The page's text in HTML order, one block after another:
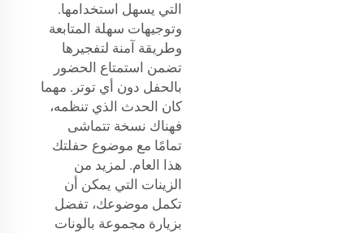
التي يسهل استخدامها.
وتوجيهات سهلة المتابعة
وطريقة آمنة لتفجيرها
تضمن استمتاع الحضور
بالحفل دون أي توتر. مهما
كان الحدث الذي تنظمه،
فهناك نسخة تتماشى
تمامًا مع موضوع حفلتك
هذا العام. لمزيد من
الزينات التي يمكن أن
تكمل موضوعك، تفضل
بزيارة مجموعة بالونات